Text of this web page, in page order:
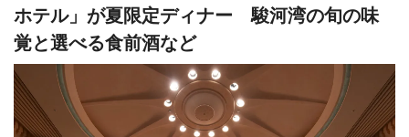
ホテル」が夏限定ディナー 駿河湾の旬の味
覚と選べる食前酒など